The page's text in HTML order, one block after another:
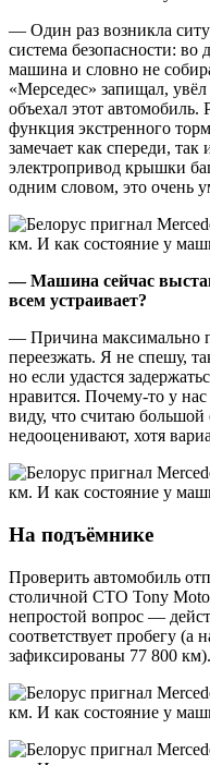
— Один раз возникла
система безопасности: во
машина и словно не
«Мерседес» запищал,
объехал этот
функция экстренного
замечает как спереди,
электропривод крышки
одним словом, это очень
— Машина сейчас
всем устраивает?
— Причина максимально
переезжать. Я не спешу,
но если удастся
нравится. Почему-то у
виду, что считаю
недооценивают, хотя
На подъёмнике
Проверить автомобиль
столичной СТО Tony
непростой вопрос —
соответствует пробегу (а
зафиксированы 77 800 км).